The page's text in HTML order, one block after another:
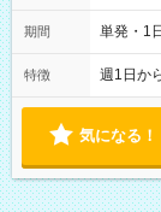
間は 試
期間 単発・1
特徴 週1日か
気になる！